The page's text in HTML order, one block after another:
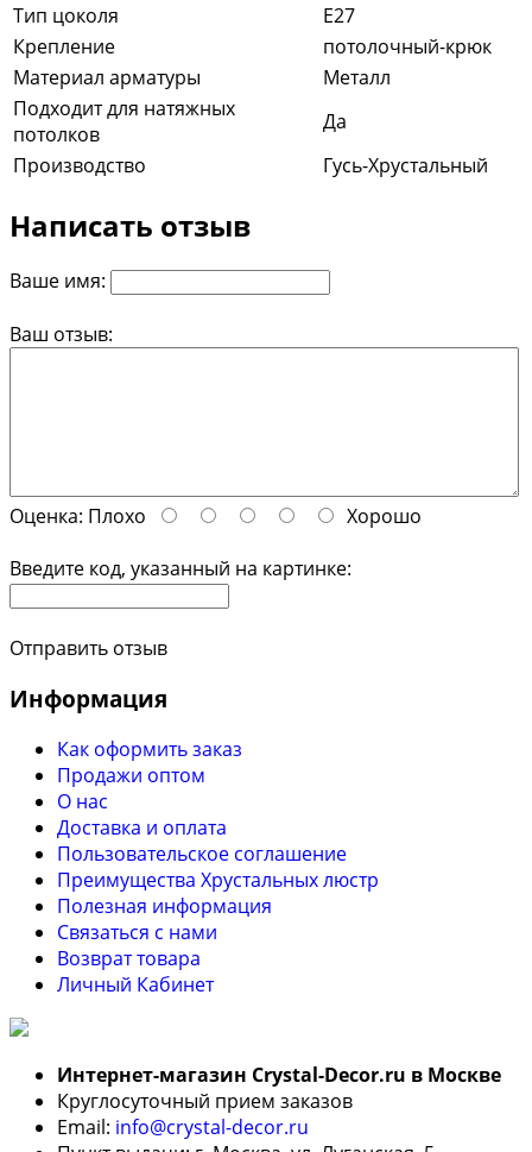
Тип цоколя
E27
Крепление
потолочный-крюк
Материал арматуры
Металл
Подходит для натяжных
потолков
Да
Производство
Гусь-Хрустальный
Написать отзыв
Ваше имя:
Ваш отзыв:
Оценка: Плохо
Хорошо
Введите код, указанный на картинке:
Отправить отзыв
Информация
Как оформить заказ
Продажи оптом
О нас
Доставка и оплата
Пользовательское соглашение
Преимущества Хрустальных люстр
Полезная информация
Связаться с нами
Возврат товара
Личный Кабинет
Интернет-магазин Crystal-Decor.ru в Москве
Круглосуточный прием заказов
Email: info@crystal-decor.ru